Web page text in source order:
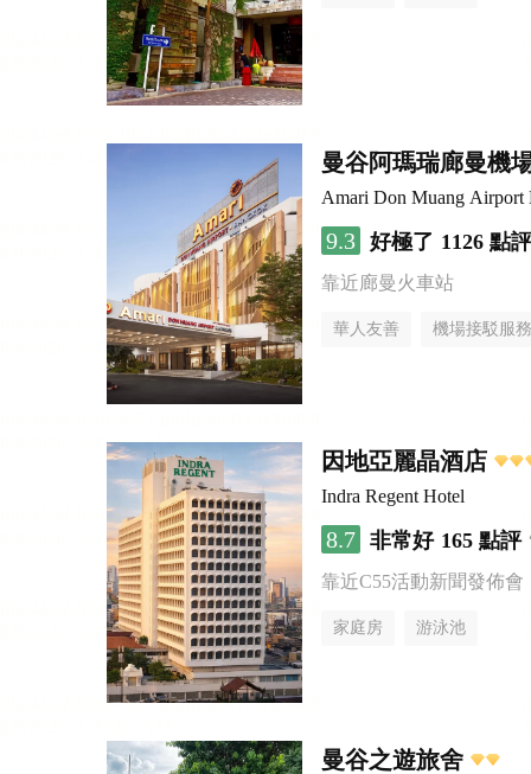
曼谷阿瑪瑞廊曼機
Amari Don Muang Airport
9.3 好極了 1126 點評
靠近廊曼火車站
華人友善 機場接駁服務
因地亞麗晶酒店
Indra Regent Hotel
8.7 非常好 165 點評
靠近C55活動新聞發佈會
家庭房 游泳池
曼谷之遊旅舍